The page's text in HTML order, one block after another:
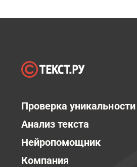
Проверка уникальности
Анализ текста
Нейропомощник
Компания